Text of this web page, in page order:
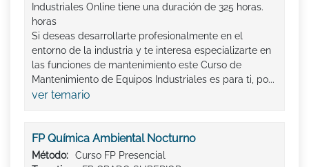
Industriales Online tiene una duración de 325 horas.
horas
Si deseas desarrollarte profesionalmente en el
entorno de la industria y te interesa especializarte en
las funciones de mantenimiento este Curso de
Mantenimiento de Equipos Industriales es para ti, po...
ver temario
FP Química Ambiental Nocturno
Método:
Curso FP Presencial